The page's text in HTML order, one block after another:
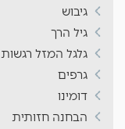
גיבוש
גיל הרך
גלגל המזל רגשות
גרפים
דומינו
הבחנה חזותית